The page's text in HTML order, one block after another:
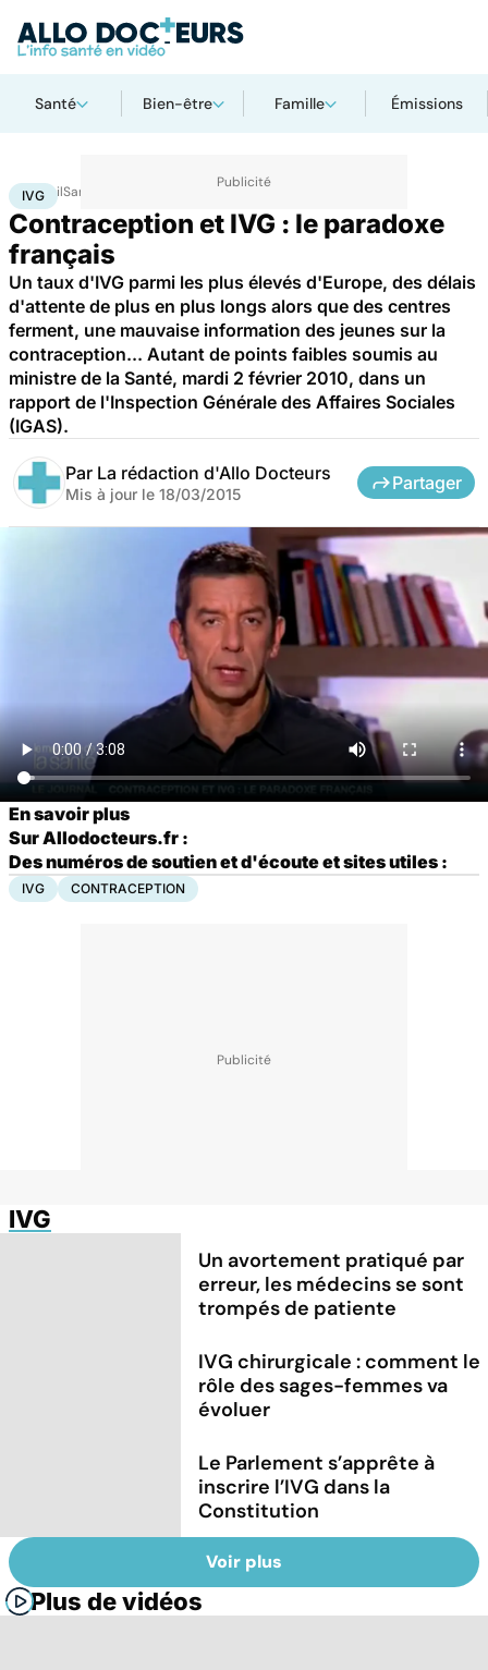
Santé Bien-être Famille Émissions
AccueilSanté
IVG
Contraception et IVG : le paradoxe
français
Un taux d'IVG parmi les plus élevés d'Europe, des délais
d'attente de plus en plus longs alors que des centres
ferment, une mauvaise information des jeunes sur la
contraception... Autant de points faibles soumis au
ministre de la Santé, mardi 2 février 2010, dans un
rapport de l'Inspection Générale des Affaires Sociales
(IGAS).
Par La rédaction d'Allo Docteurs
Mis à jour le 18/03/2015
Partager
En savoir plus
Sur Allodocteurs.fr :
Des numéros de soutien et d'écouteet sites utiles :
IVG CONTRACEPTION
IVG
Un avortement pratiqué par
erreur, les médecins se sont
trompés de patiente
IVG chirurgicale : comment le
rôle des sages-femmes va
évoluer
Le Parlement s’apprête à
inscrire l’IVG dans la
Constitution
Voir plus
Plus de vidéos